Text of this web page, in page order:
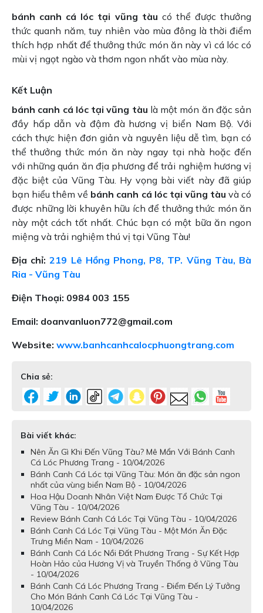
bánh canh cá lóc tại vũng tàu có thể được thưởng
thức quanh năm, tuy nhiên vào mùa đông là thời điểm
thích hợp nhất để thưởng thức món ăn này vì cá lóc có
mùi vị ngọt ngào và thơm ngon nhất vào mùa này.
Kết Luận
bánh canh cá lóc tại vũng tàu là một món ăn đặc sản
đầy hấp dẫn và đậm đà hương vị biển Nam Bộ. Với
cách thực hiện đơn giản và nguyên liệu dễ tìm, bạn có
thể thưởng thức món ăn này ngay tại nhà hoặc đến
với những quán ăn địa phương để trải nghiệm hương vị
đặc biệt của Vũng Tàu. Hy vọng bài viết này đã giúp
bạn hiểu thêm về bánh canh cá lóc tại vũng tàu và có
được những lời khuyên hữu ích để thưởng thức món ăn
này một cách tốt nhất. Chúc bạn có một bữa ăn ngon
miệng và trải nghiệm thú vị tại Vũng Tàu!
Địa chỉ:219 Lê Hồng Phong, P8, TP. Vũng Tàu, Bà
Ria - Vũng Tàu
Điện Thoại: 0984 003 155
Email: doanvanluon772@gmail.com
Website: www.banhcanhcalocphuongtrang.com
Chia sẻ:
Bài viết khác:
Nên Ăn Gì Khi Đến Vũng Tàu? Mê Mẩn Với Bánh Canh
Cá Lóc Phương Trang - 10/04/2026
Bánh Canh Cá Lóc tại Vũng Tàu: Món ăn đặc sản ngon
nhất của vùng biển Nam Bộ - 10/04/2026
Hoa Hậu Doanh Nhân Việt Nam Được Tổ Chức Tại
Vũng Tàu - 10/04/2026
Review Bánh Canh Cá Lóc Tại Vũng Tàu - 10/04/2026
Bánh Canh Cá Lóc Tại Vũng Tàu - Một Món Ăn Đặc
Trưng Miền Nam - 10/04/2026
Bánh Canh Cá Lóc Nồi Đất Phương Trang - Sự Kết Hợp
Hoàn Hảo của Hương Vị và Truyền Thống ở Vũng Tàu
- 10/04/2026
Bánh Canh Cá Lóc Phương Trang - Điểm Đến Lý Tưởng
Cho Món Bánh Canh Cá Lóc Tại Vũng Tàu -
10/04/2026